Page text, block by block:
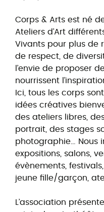
Corps & Arts est né
Ateliers d’Art
Vivants pour plus de
de respect, de
l’envie de proposer
nourrissent
Ici, tous les corps
idées créatives
des ateliers libres,
portrait, des stages
photographie… Nous
expositions, salons,
évènements,
jeune fille/garçon,
L’association